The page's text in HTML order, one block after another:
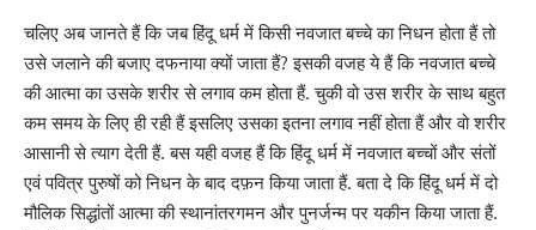
चलिए अब जानते हैं कि जब हिंदू धर्म में किसी नवजात बच्चे का निधन होता हैं तो
उसे जलाने की बजाए दफनाया क्यों जाता हैं? इसकी वजह ये हैं कि नवजात बच्चे
की आत्मा का उसके शरीर से लगाव कम होता हैं. चुकी वो उस शरीर के साथ बहुत
कम समय के लिए ही रही हैं इसलिए उसका इतना लगाव नहीं होता हैं और वो शरीर
आसानी से त्याग देती हैं. बस यही वजह हैं कि हिंदू धर्म में नवजात बच्चों और संतों
एवं पवित्र पुरुषों को निधन के बाद दफ़न किया जाता हैं. बता दे कि हिंदू धर्म में दो
मौलिक सिद्धांतों आत्मा की स्थानांतरगमन और पुनर्जन्म पर यकीन किया जाता हैं.